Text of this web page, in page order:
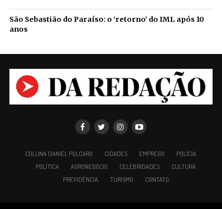
São Sebastião do Paraíso: o ‘retorno’ do IML após 10
anos
COLUNA DANIEL POLCARO CIDADES EMPREGO
POLÍCIA
POLÍTICA
AGRONEGÓCIO CELEBRIDADES
CULTURA
PREVIDÊNCIA
TURISMO CONTATO